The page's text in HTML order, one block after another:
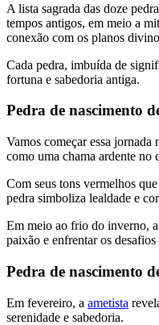
A lista sagrada das doze
tempos antigos, em meio a
conexão com os planos
Cada pedra, imbuída de
fortuna e sabedoria antiga.
Pedra de nascimento
Vamos começar essa jornada
como uma chama ardente no
Com seus tons vermelhos
pedra simboliza lealdade e
Em meio ao frio do inverno,
paixão e enfrentar os
Pedra de nascimento
Em fevereiro, a ametista
serenidade e sabedoria.